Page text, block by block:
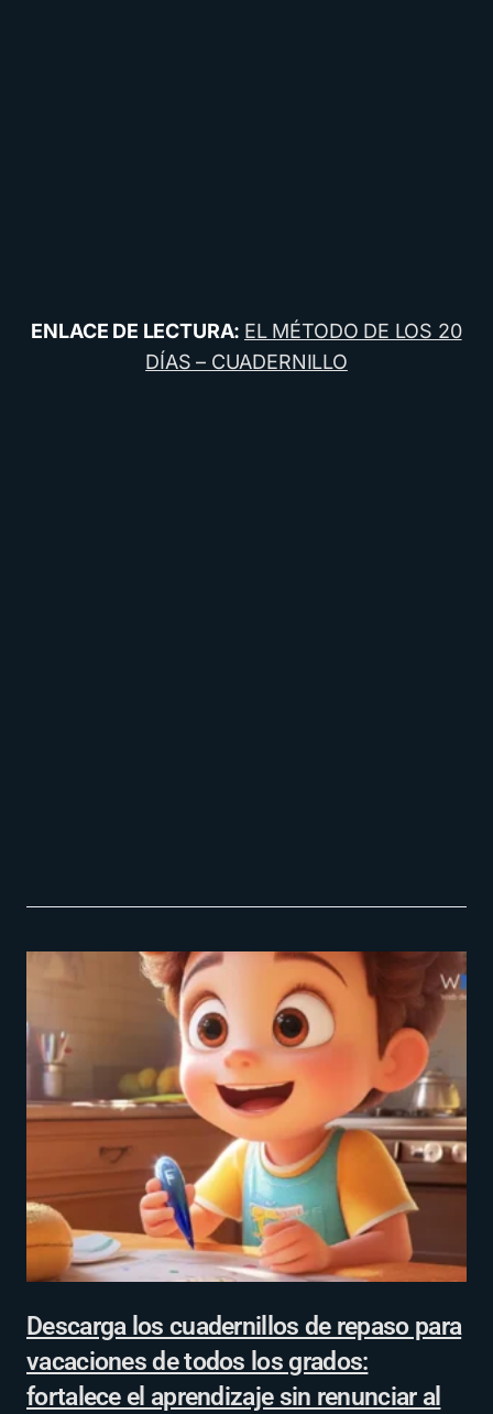
ENLACE DE LECTURA: EL MÉTODO DE LOS 20
DÍAS – CUADERNILLO
Descarga los cuadernillos de repaso para
vacaciones de todos los grados:
fortalece el aprendizaje sin renunciar al